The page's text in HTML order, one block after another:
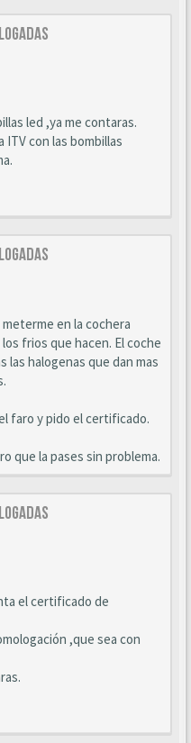
led ,ya me contaras.
ITV con las bombillas
en la cochera
frios que hacen. El coche
las halogenas que dan mas
faro y pido el certificado.
que la pases sin problema.
el certificado de
,que sea con